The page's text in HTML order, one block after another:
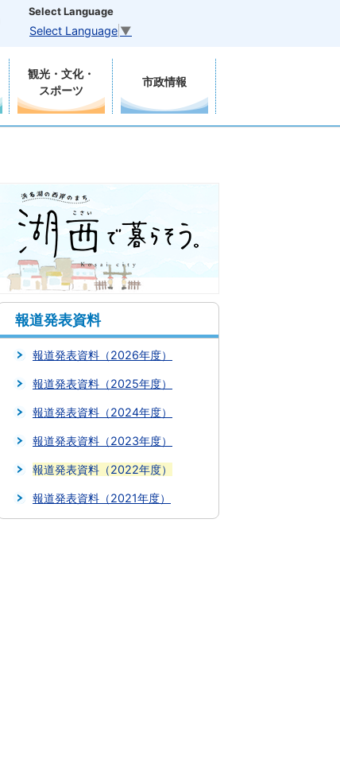
Select Language
Select Language ▼
観光・文化・
スポーツ
市政情報
報道発表資料
報道発表資料（2026年度）
報道発表資料（2025年度）
報道発表資料（2024年度）
報道発表資料（2023年度）
報道発表資料（2022年度）
報道発表資料（2021年度）